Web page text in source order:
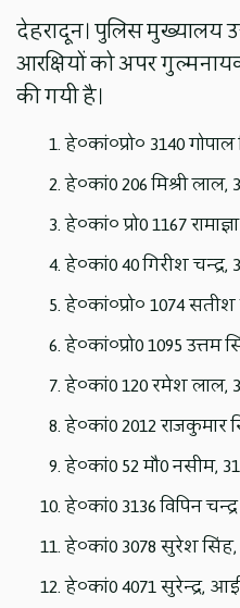
देहरादून। पुलिस मुख्यालय
आरक्षियों को अपर
की गयी है।
हे०कां०प्रो० 3140
हे०कां0 206 मिश्री लाल,
हे०कां० प्रो0 1167
हे०कां0 40 गिरीश चन्द्र,
हे०कां०प्रो० 1074
हे०कां०प्रो0 1095 उत्तम
हे०कां0 120 रमेश लाल,
हे०कां0 2012 राजकुमार
हे०कां0 52 मौ0 नसीम,
हे०कां0 3136 विपिन
हे०कां0 3078 सुरेश
हे०कां0 4071 सुरेन्द्र,